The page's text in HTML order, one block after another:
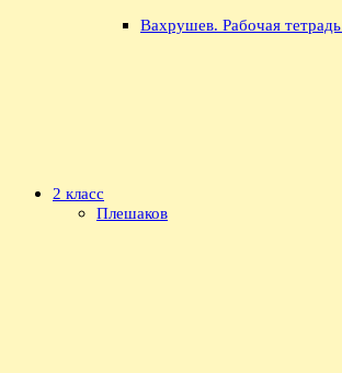
Вахрушев. Рабочая тетрадь
2 класс
Плешаков